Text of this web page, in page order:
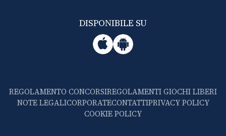
DISPONIBILE SU
REGOLAMENTO CONCORSIREGOLAMENTI GIOCHI LIBERI
NOTE LEGALICORPORATECONTATTIPRIVACY POLICY
COOKIE POLICY